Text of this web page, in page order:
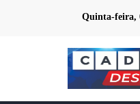
Quinta-feira,